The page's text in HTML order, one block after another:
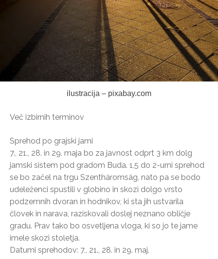
ilustracija – pixabay.com
Več izbirnih terminov
Sprehod po grajski jami
7., 21., 28. in 29. maja bo za javnost odprt 3 km dolg
jamski sistem pod gradom Buda. 1,5 do 2-urni sprehod
se bo začel na trgu Szentháromság, nato pa se bodo
udeleženci spustili v globino in skozi dolgo vrsto
podzemnih dvoran in hodnikov, ki sta jih ustvarila
človek in narava, raziskovali doslej neznano obličje
gradu. Prav tako bo osvetljena vloga, ki so jo te jame
imele skozi stoletja.
Datumi sprehodov: 7., 21., 28. in 29. maj.